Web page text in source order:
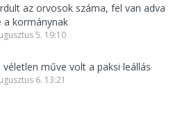
az orvosok száma, fel van adva
a kormánynak
5. 19:10
véletlen műve volt a paksi leállás
6. 13:21